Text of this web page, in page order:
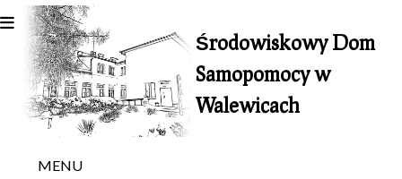
to
content
Środowiskowy Dom
Samopomocy w
Walewicach
MENU